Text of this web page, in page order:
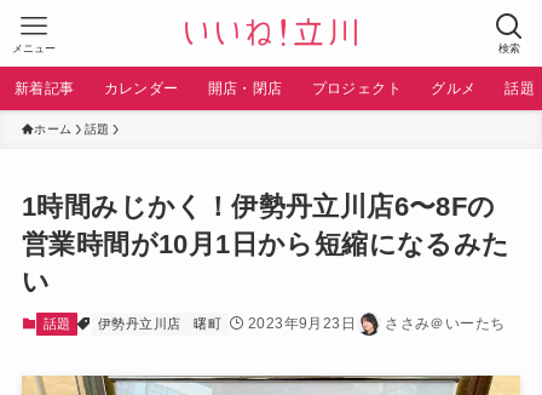
検索
メニュー
新着記事 カレンダー 開店・閉店 プロジェクト グルメ 話題
ホーム 話題
1時間みじかく！伊勢丹立川店6〜8Fの
営業時間が10月1日から短縮になるみた
い
話題 伊勢丹立川店 曙町 2023年9月23日 ささみ＠いーたち